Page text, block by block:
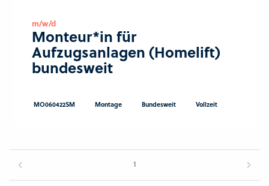
m/w/d
Monteur*in für
Aufzugsanlagen (Homelift)
bundesweit
MO060422SM Montage Bundesweit Vollzeit
1